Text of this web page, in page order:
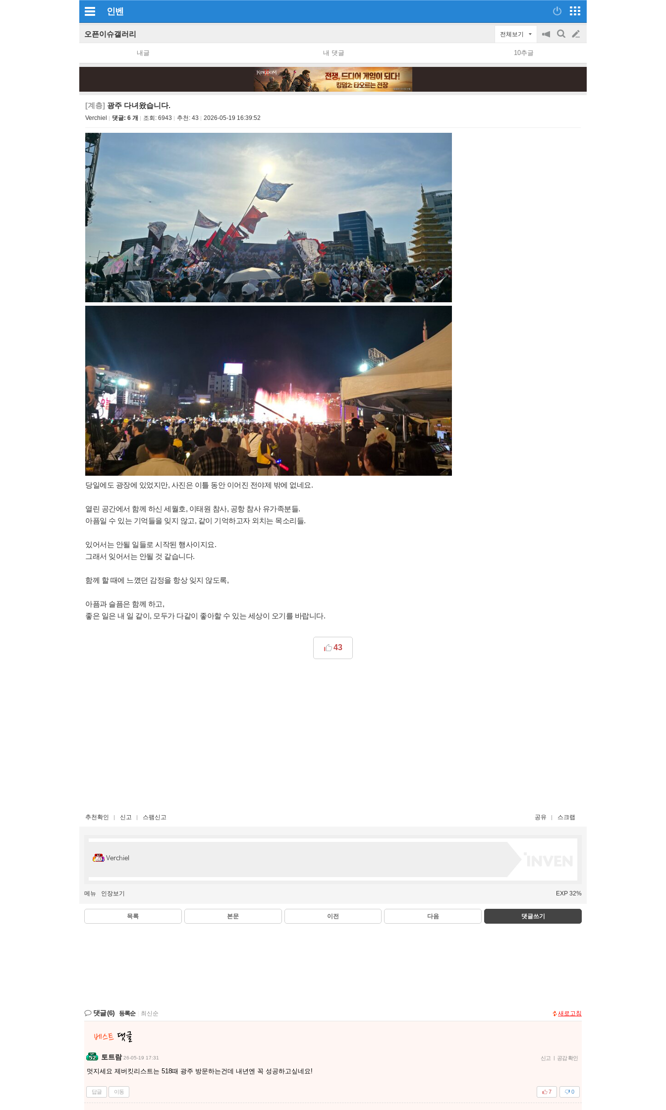
인벤
오픈이슈갤러리 전체보기
공
on/off
검
글
쓰
내글 내 댓글 10추글
[계층] 광주 다녀왔습니다.
Verchiel 댓글: 6 개 조회: 6943 추천: 43 2026-05-19 16:39:52
당일에도 광장에 있었지만, 사진은 이틀 동안 이어진 전야제 밖에 없네요.
열린 공간에서 함께 하신 세월호, 이태원 참사, 공항 참사 유가족분들.
아픔일 수 있는 기억들을 잊지 않고, 같이 기억하고자 외치는 목소리들.
있어서는 안될 일들로 시작된 행사이지요.
그래서 잊어서는 안될 것 같습니다.
함께 할 때에 느꼈던 감정을 항상 잊지 않도록,
아픔과 슬픔은 함께 하고,
좋은 일은 내 일 같이, 모두가 다같이 좋아할 수 있는 세상이 오기를 바랍니다.
43
추천확인 신고 스팸신고 공유 스크랩
Verchiel
메뉴 인장보기 EXP 32%
목록 본문 이전 다음 댓글쓰기
댓글(6) 등록순 최신순 새로고침
토트람 26-05-19 17:31 신고 | 공감 확인
멋지세요 제버킷리스트는 518때 광주 방문하는건데 내년엔 꼭 성공하고싶네요!
답글 이동 0
7